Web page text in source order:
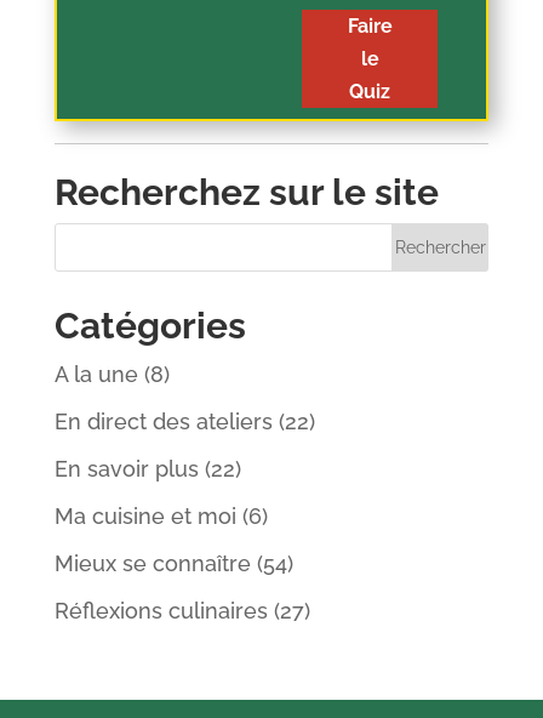
Faire
le
Quiz
Recherchez sur le site
Catégories
A la une (8)
En direct des ateliers (22)
En savoir plus (22)
Ma cuisine et moi (6)
Mieux se connaître (54)
Réflexions culinaires (27)